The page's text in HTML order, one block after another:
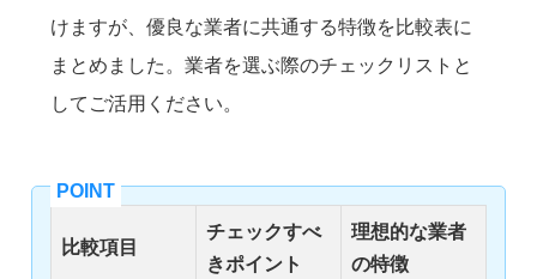
けますが、優良な業者に共通する特徴を比較表に
まとめました。業者を選ぶ際のチェックリストと
してご活用ください。
比較項目
チェックすべ
きポイント
理想的な業者
の特徴